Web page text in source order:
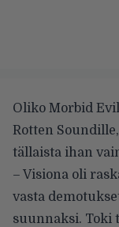
Oliko Morbid
Rotten
tällaista ihan
– Visiona oli
vasta
suunnaksi. Toki